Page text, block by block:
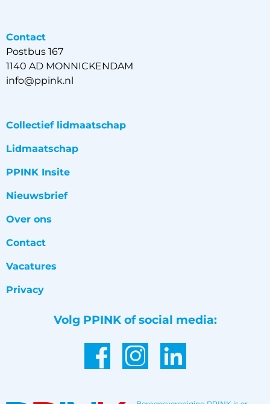
Contact
Postbus 167
1140 AD MONNICKENDAM
info@ppink.nl
Collectief lidmaatschap
Lidmaatschap
PPINK Insite
Nieuwsbrief
Over ons
Contact
Vacatures
Privacy
Volg PPINK of social media: